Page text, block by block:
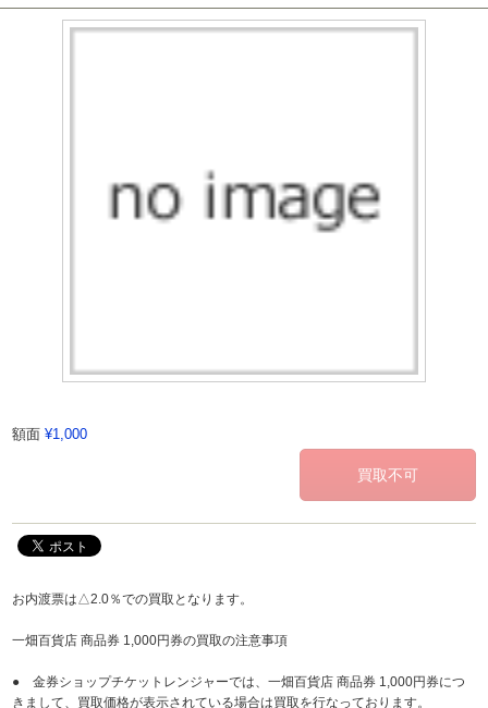
額面 ¥1,000
お内渡票は△2.0％での買取となります。
一畑百貨店 商品券 1,000円券の買取の注意事項
● 金券ショップチケットレンジャーでは、一畑百貨店 商品券 1,000円券につ
きまして、買取価格が表示されている場合は買取を行なっております。